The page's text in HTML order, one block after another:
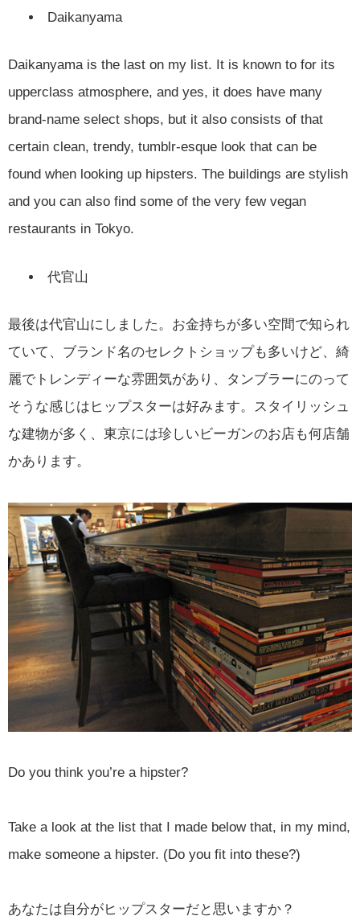
Daikanyama
Daikanyama is the last on my list. It is known to for its
upperclass atmosphere, and yes, it does have many
brand-name select shops, but it also consists of that
certain clean, trendy, tumblr-esque look that can be
found when looking up hipsters. The buildings are stylish
and you can also find some of the very few vegan
restaurants in Tokyo.
代官山
最後は代官山にしました。お金持ちが多い空間で知られ
ていて、ブランド名のセレクトショップも多いけど、綺
麗でトレンディーな雰囲気があり、タンブラーにのって
そうな感じはヒップスターは好みます。スタイリッシュ
な建物が多く、東京には珍しいビーガンのお店も何店舗
かあります。
Do you think you’re a hipster?
Take a look at the list that I made below that, in my mind,
make someone a hipster. (Do you fit into these?)
あなたは自分がヒップスターだと思いますか？